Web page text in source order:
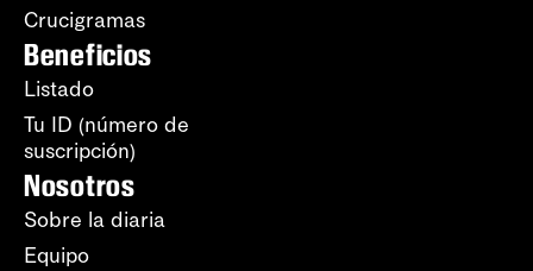
Crucigramas
Beneficios
Listado
Tu ID (número de
suscripción)
Nosotros
Sobre la diaria
Equipo